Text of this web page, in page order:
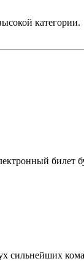
категории.
билет
сильнейших